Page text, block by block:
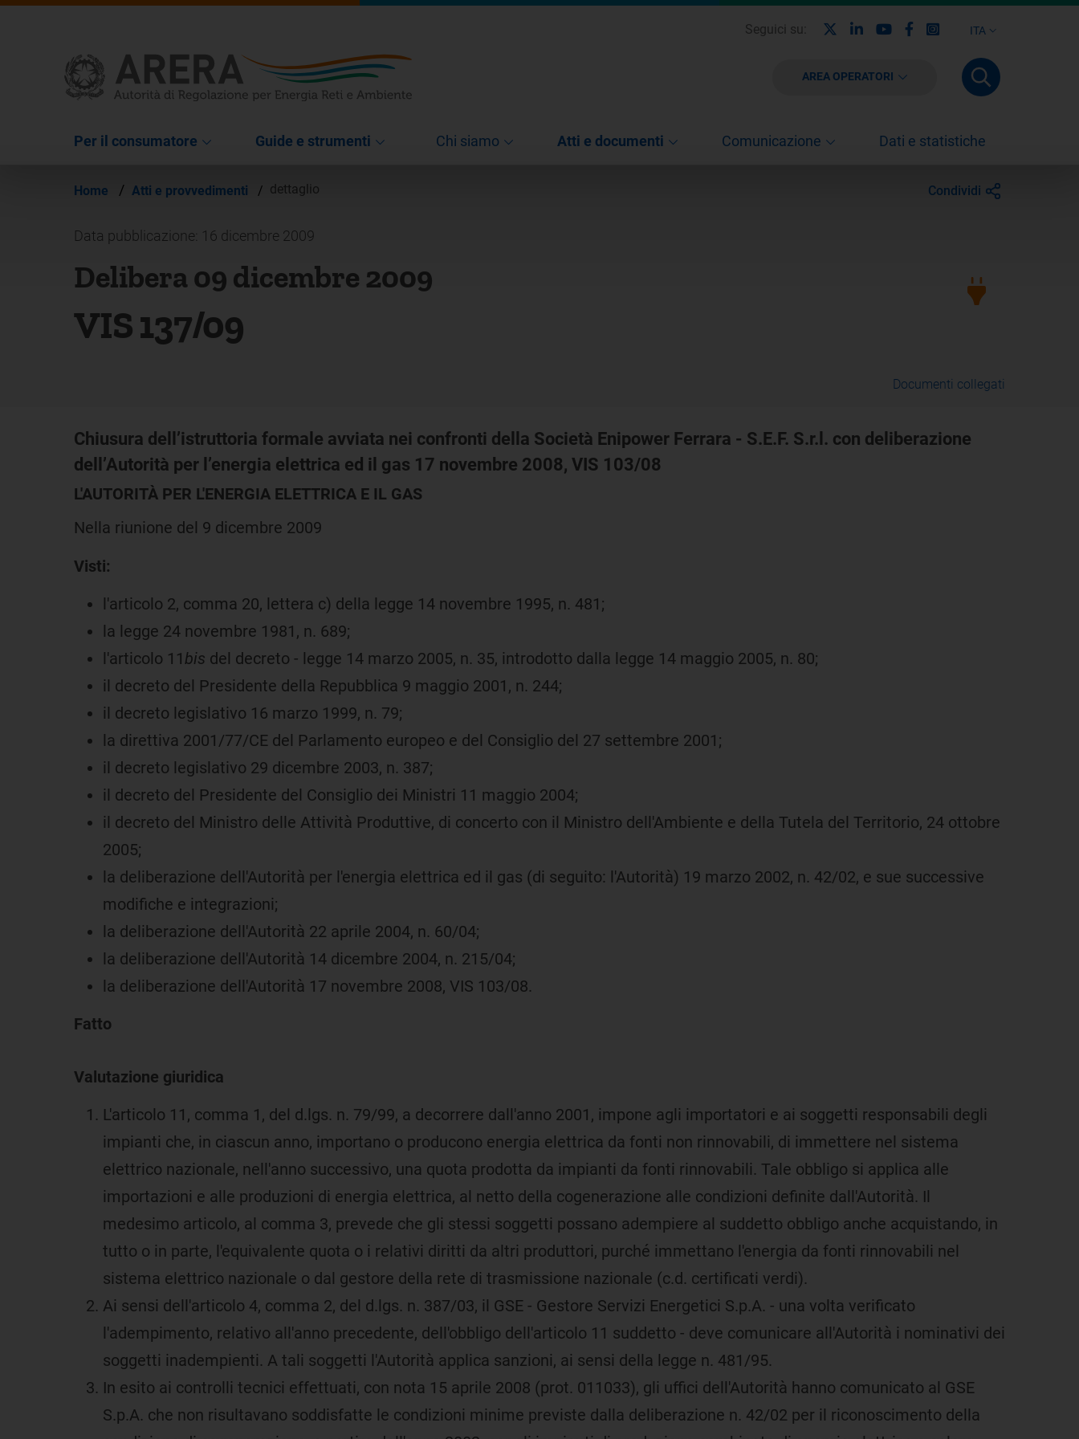
ITA
Seguici su: LinkedinYoutubeFacebook
Instagram
AREA OPERATORI
Per il consumatore Guide e strumenti Chi siamo Atti e documenti Comunicazione Dati e statistiche
Home / Atti e provvedimenti / dettaglio Condividi
Data pubblicazione: 16 dicembre 2009
Delibera 09 dicembre 2009
VIS 137/09
Documenti collegati
Chiusura dell’istruttoria formale avviata nei confronti della Società Enipower Ferrara - S.E.F. S.r.l. con deliberazione
dell’Autorità per l’energia elettrica ed il gas 17 novembre 2008, VIS 103/08
L'AUTORITÀ PER L'ENERGIA ELETTRICA E IL GAS
Nella riunione del 9 dicembre 2009
Visti:
l'articolo 2, comma 20, lettera c) della legge 14 novembre 1995, n. 481;
la legge 24 novembre 1981, n. 689;
l'articolo 11 bis del decreto - legge 14 marzo 2005, n. 35, introdotto dalla legge 14 maggio 2005, n. 80;
il decreto del Presidente della Repubblica 9 maggio 2001, n. 244;
il decreto legislativo 16 marzo 1999, n. 79;
la direttiva 2001/77/CE del Parlamento europeo e del Consiglio del 27 settembre 2001;
il decreto legislativo 29 dicembre 2003, n. 387;
il decreto del Presidente del Consiglio dei Ministri 11 maggio 2004;
il decreto del Ministro delle Attività Produttive, di concerto con il Ministro dell'Ambiente e della Tutela del Territorio, 24 ottobre
2005;
la deliberazione dell'Autorità per l'energia elettrica ed il gas (di seguito: l'Autorità) 19 marzo 2002, n. 42/02, e sue successive
modifiche e integrazioni;
la deliberazione dell'Autorità 22 aprile 2004, n. 60/04;
la deliberazione dell'Autorità 14 dicembre 2004, n. 215/04;
la deliberazione dell'Autorità 17 novembre 2008, VIS 103/08.
Fatto
Valutazione giuridica
L'articolo 11, comma 1, del d.lgs. n. 79/99, a decorrere dall'anno 2001, impone agli importatori e ai soggetti responsabili degli
impianti che, in ciascun anno, importano o producono energia elettrica da fonti non rinnovabili, di immettere nel sistema
elettrico nazionale, nell'anno successivo, una quota prodotta da impianti da fonti rinnovabili. Tale obbligo si applica alle
importazioni e alle produzioni di energia elettrica, al netto della cogenerazione alle condizioni definite dall'Autorità. Il
medesimo articolo, al comma 3, prevede che gli stessi soggetti possano adempiere al suddetto obbligo anche acquistando, in
tutto o in parte, l'equivalente quota o i relativi diritti da altri produttori, purché immettano l'energia da fonti rinnovabili nel
sistema elettrico nazionale o dal gestore della rete di trasmissione nazionale (c.d. certificati verdi).
Ai sensi dell'articolo 4, comma 2, del d.lgs. n. 387/03, il GSE - Gestore Servizi Energetici S.p.A. - una volta verificato
l'adempimento, relativo all'anno precedente, dell'obbligo dell'articolo 11 suddetto - deve comunicare all'Autorità i nominativi dei
soggetti inadempienti. A tali soggetti l'Autorità applica sanzioni, ai sensi della legge n. 481/95.
In esito ai controlli tecnici effettuati, con nota 15 aprile 2008 (prot. 011033), gli uffici dell'Autorità hanno comunicato al GSE
S.p.A. che non risultavano soddisfatte le condizioni minime previste dalla deliberazione n. 42/02 per il riconoscimento della